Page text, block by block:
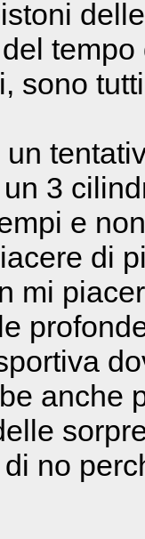
sono
3
e
di
mi
anche
no